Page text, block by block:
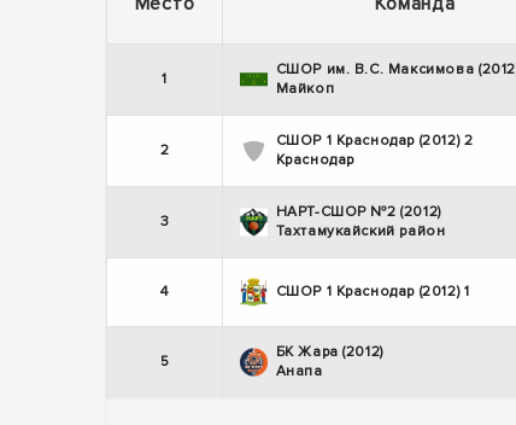
1
СШОР им. В.С. Максимова
Майкоп
2
СШОР 1 Краснодар (2012) 2
Краснодар
3
НАРТ-СШОР №2 (2012)
Тахтамукайский район
4 СШОР 1 Краснодар (2012) 1
5
БК Жара (2012)
Анапа